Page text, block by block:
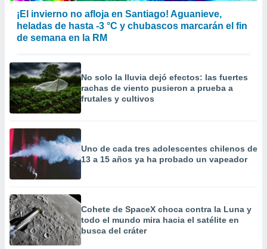
¡El invierno no afloja en Santiago! Aguanieve,
heladas de hasta -3 °C y chubascos marcarán el fin
de semana en la RM
No solo la lluvia dejó efectos: las fuertes
rachas de viento pusieron a prueba a
frutales y cultivos
Uno de cada tres adolescentes chilenos de
13 a 15 años ya ha probado un vapeador
Cohete de SpaceX choca contra la Luna y
todo el mundo mira hacia el satélite en
busca del cráter